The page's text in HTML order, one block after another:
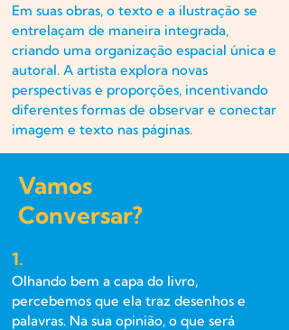
Em suas obras, o texto e a ilustração se
entrelaçam de maneira integrada,
criando uma organização espacial única e
autoral. A artista explora novas
perspectivas e proporções, incentivando
diferentes formas de observar e conectar
imagem e texto nas páginas.
Vamos
Conversar?
1.
Olhando bem a capa do livro,
percebemos que ela traz desenhos e
palavras. Na sua opinião, o que será